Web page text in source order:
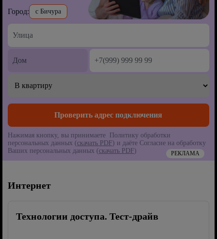
Город: с Бичура
Нажимая кнопку, вы принимаете Политику обработки
персональных данных (скачать PDF) и даёте Согласие на обработку
Ваших персональных данных (скачать PDF) РЕКЛАМА
Интернет
Технологии доступа. Тест-драйв